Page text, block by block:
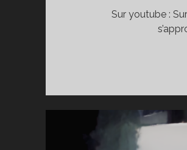
Sur youtube :